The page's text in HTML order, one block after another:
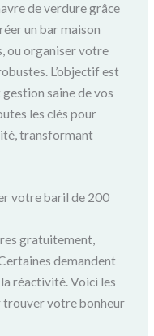
de verdure grâce
un bar maison
ou organiser votre
L’objectif est
saine de vos
les clés pour
transformant
votre baril de 200
gratuitement,
demandent
la réactivité. Voici les
trouver votre bonheur